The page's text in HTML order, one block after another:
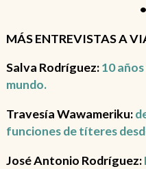
MÁS ENTREVISTAS A
Salva Rodríguez:10
mundo.
Travesía Wawameriku:
funciones de títeres
José Antonio Rodríguez: